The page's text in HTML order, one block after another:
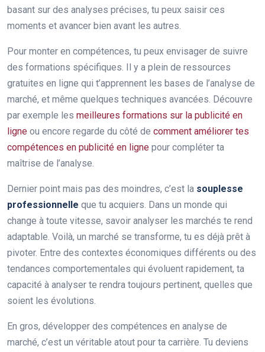
basant sur des analyses précises, tu peux saisir ces
moments et avancer bien avant les autres.
Pour monter en compétences, tu peux envisager de suivre
des formations spécifiques. Il y a plein de ressources
gratuites en ligne qui t’apprennent les bases de l’analyse de
marché, et même quelques techniques avancées. Découvre
par exemple les meilleures formations sur la publicité en
ligne ou encore regarde du côté de comment améliorer tes
compétences en publicité en ligne pour compléter ta
maîtrise de l’analyse.
Dernier point mais pas des moindres, c’est la souplesse
professionnelle que tu acquiers. Dans un monde qui
change à toute vitesse, savoir analyser les marchés te rend
adaptable. Voilà, un marché se transforme, tu es déjà prêt à
pivoter. Entre des contextes économiques différents ou des
tendances comportementales qui évoluent rapidement, ta
capacité à analyser te rendra toujours pertinent, quelles que
soient les évolutions.
En gros, développer des compétences en analyse de
marché, c’est un véritable atout pour ta carrière. Tu deviens